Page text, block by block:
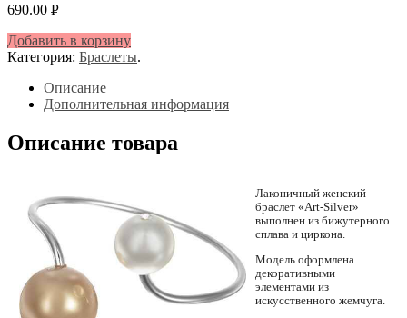
690.00 Р
Добавить в корзину
Категория: Браслеты.
Описание
Дополнительная информация
Описание товара
Лаконичный женский
браслет «Art-Silver»
выполнен из бижутерного
сплава и циркона.
Модель оформлена
декоративными
элементами из
искусственного жемчуга.